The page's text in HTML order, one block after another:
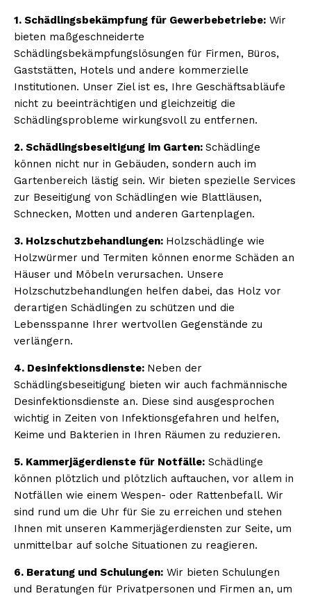
1. Schädlingsbekämpfung für Gewerbebetriebe: Wir
bieten maßgeschneiderte
Schädlingsbekämpfungslösungen für Firmen, Büros,
Gaststätten, Hotels und andere kommerzielle
Institutionen. Unser Ziel ist es, Ihre Geschäftsabläufe
nicht zu beeinträchtigen und gleichzeitig die
Schädlingsprobleme wirkungsvoll zu entfernen.
2. Schädlingsbeseitigung im Garten: Schädlinge
können nicht nur in Gebäuden, sondern auch im
Gartenbereich lästig sein. Wir bieten spezielle Services
zur Beseitigung von Schädlingen wie Blattläusen,
Schnecken, Motten und anderen Gartenplagen.
3. Holzschutzbehandlungen: Holzschädlinge wie
Holzwürmer und Termiten können enorme Schäden an
Häuser und Möbeln verursachen. Unsere
Holzschutzbehandlungen helfen dabei, das Holz vor
derartigen Schädlingen zu schützen und die
Lebensspanne Ihrer wertvollen Gegenstände zu
verlängern.
4. Desinfektionsdienste: Neben der
Schädlingsbeseitigung bieten wir auch fachmännische
Desinfektionsdienste an. Diese sind ausgesprochen
wichtig in Zeiten von Infektionsgefahren und helfen,
Keime und Bakterien in Ihren Räumen zu reduzieren.
5. Kammerjägerdienste für Notfälle: Schädlinge
können plötzlich und plötzlich auftauchen, vor allem in
Notfällen wie einem Wespen- oder Rattenbefall. Wir
sind rund um die Uhr für Sie zu erreichen und stehen
Ihnen mit unseren Kammerjägerdiensten zur Seite, um
unmittelbar auf solche Situationen zu reagieren.
6. Beratung und Schulungen: Wir bieten Schulungen
und Beratungen für Privatpersonen und Firmen an, um